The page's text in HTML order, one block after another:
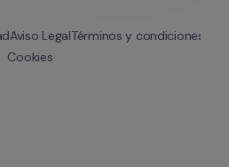
Aviso LegalTérminos y condiciones
Cookies